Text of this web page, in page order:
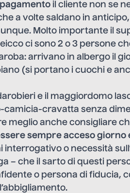
pagamento il cliente non se
a volte saldano in
Molto importante il
ci sono 2 o 3 persone
arrivano in albergo il
(si portano i cuochi e
e il maggiordomo
cravatta senza
meglio anche consigliare
sempre acceso giorno
interrogativo o necessità
– che il sarto di questi
o persona di fiducia,